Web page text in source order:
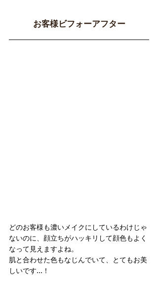
お客様ビフォーアフター
どのお客様も濃いメイクにしているわけじゃ
ないのに、顔立ちがハッキリして顔色もよく
なって見えますよね。
肌と合わせた色もなじんでいて、とてもお美
しいです…！